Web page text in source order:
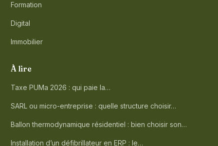
Formation
Digital
Immobilier
À lire
Taxe PUMa 2026 : qui paie la…
SARL ou micro-entreprise : quelle structure choisir…
Ballon thermodynamique résidentiel : bien choisir son…
Installation d’un défibrillateur en ERP : le…